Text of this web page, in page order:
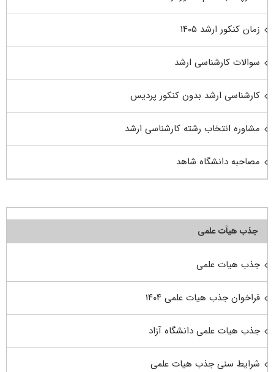
زمان کنکور ارشد ۱۴۰۵
سوالات کارشناسی ارشد
کارشناسی ارشد بدون کنکور پردیس
مشاوره انتخاب رشته کارشناسی ارشد
مصاحبه دانشگاه شاهد
جذب هیأت علمی
جذب هیات علمی
فراخوان جذب هیات علمی ۱۴۰۴
جذب هیات علمی دانشگاه آزاد
شرایط سنی جذب هیات علمی